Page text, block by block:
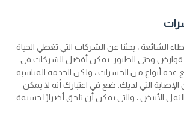
الشائعة ، بحثنا عن الشركات التي تغطي الحياة
والقوارض وحتى الطيور. يمكن أفضل الشركات في
عدة أنواع من الحشرات ، ولكن الخدمة المناسبة
التي لديك. ضع في اعتبارك أنه لا يمكن
الأبيض ، والتي يمكن أن تلحق أضرارًا جسيمة